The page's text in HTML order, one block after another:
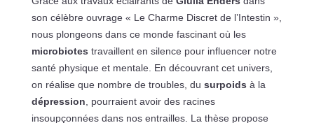
son célèbre ouvrage « Le Charme Discret de l’Intestin »,
nous plongeons dans ce monde fascinant où les
microbiotes travaillent en silence pour influencer notre
santé physique et mentale. En découvrant cet univers,
on réalise que nombre de troubles, du surpoids à la
dépression , pourraient avoir des racines
insoupçonnées dans nos entrailles. La thèse propose